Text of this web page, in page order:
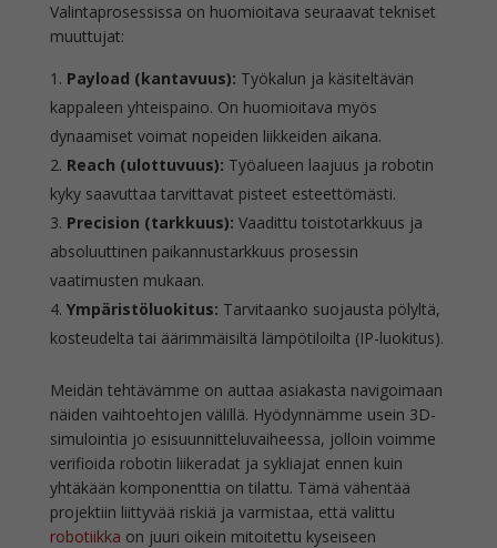
Valintaprosessissa on huomioitava seuraavat tekniset
muuttujat:
Payload (kantavuus): Työkalun ja käsiteltävän
kappaleen yhteispaino. On huomioitava myös
dynaamiset voimat nopeiden liikkeiden aikana.
Reach (ulottuvuus): Työalueen laajuus ja robotin
kyky saavuttaa tarvittavat pisteet esteettömästi.
Precision (tarkkuus): Vaadittu toistotarkkuus ja
absoluuttinen paikannustarkkuus prosessin
vaatimusten mukaan.
Ympäristöluokitus: Tarvitaanko suojausta pölyltä,
kosteudelta tai äärimmäisiltä lämpötiloilta (IP-luokitus).
Meidän tehtävämme on auttaa asiakasta navigoimaan
näiden vaihtoehtojen välillä. Hyödynnämme usein 3D-
simulointia jo esisuunnitteluvaiheessa, jolloin voimme
verifioida robotin liikeradat ja sykliajat ennen kuin
yhtäkään komponenttia on tilattu. Tämä vähentää
projektiin liittyvää riskiä ja varmistaa, että valittu
robotiikka on juuri oikein mitoitettu kyseiseen